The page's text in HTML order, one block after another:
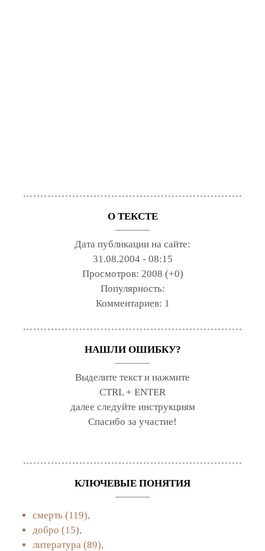
О ТЕКСТЕ
Дата публикации на сайте:
31.08.2004 - 08:15
Просмотров: 2008 (+0)
Популярность:
Комментариев: 1
НАШЛИ ОШИБКУ?
Выделите текст и нажмите
CTRL + ENTER
далее следуйте инструкциям
Спасибо за участие!
КЛЮЧЕВЫЕ ПОНЯТИЯ
смерть (119),
добро (15),
литература (89),